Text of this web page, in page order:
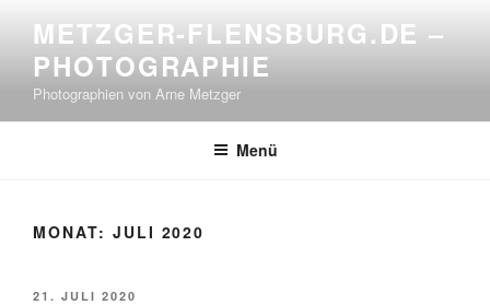
springen
METZGER-FLENSBURG.DE –
PHOTOGRAPHIE
Photographien von Arne Metzger
Menü
MONAT: JULI 2020
VERÖFFENTLICHT
21. JULI 2020